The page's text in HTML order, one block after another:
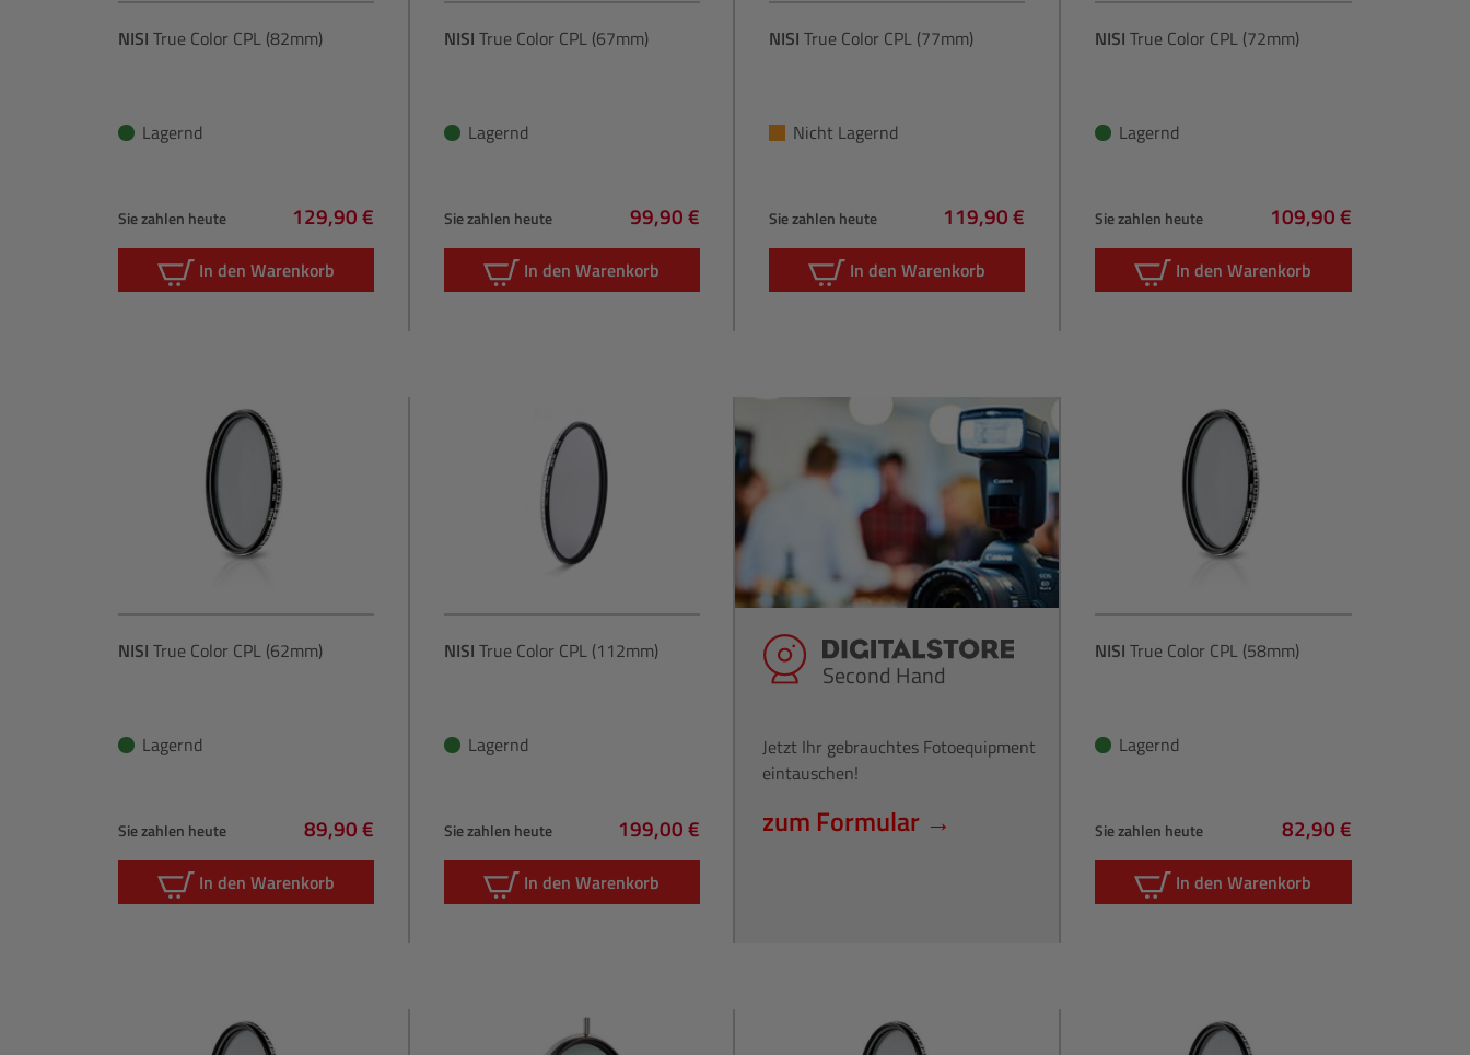
NISI True Color CPL (82mm)
Lagernd
Sie zahlen heute
Regulärer Preis:
129,90 €
In den Warenkorb
NISI True Color CPL (67mm)
Lagernd
Sie zahlen heute
Regulärer Preis:
99,90 €
In den Warenkorb
NISI True Color CPL (77mm)
Nicht Lagernd
Sie zahlen heute
Regulärer Preis:
119,90 €
In den Warenkorb
NISI True Color CPL (72mm)
Lagernd
Sie zahlen heute
Regulärer Preis:
109,90 €
In den Warenkorb
NISI True Color CPL (62mm)
Lagernd
Sie zahlen heute
Regulärer Preis:
89,90 €
In den Warenkorb
NISI True Color CPL (112mm)
Lagernd
Sie zahlen heute
Regulärer Preis:
199,00 €
In den Warenkorb
Second Hand
Jetzt Ihr gebrauchtes Fotoequipment
eintauschen!
zum Formular →
NISI True Color CPL (58mm)
Lagernd
Sie zahlen heute
Regulärer Preis:
82,90 €
In den Warenkorb